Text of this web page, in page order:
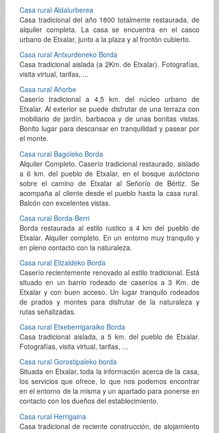
Casa rural Aldalurberea
Casa tradicional del año 1800 totalmente restaurada, de
alquiler completa. La casa se encuentra en el casco
urbano de Etxalar, junto a la plaza y al frontón cubierto.
Casa rural Antxurdeneko Borda
Casa tradicional aislada (a 2Km. de Etxalar). Fotografías,
visita virtual, tarifas, ...
Casa rural Añorbe
Caserío tradicional a 4,5 km. del núcleo urbano de
Etxalar. Al exterior se puede disfrutar de una terraza con
mobiliario de jardín, barbacoa y de unas bonitas vistas.
Bonito lugar para descansar en tranquilidad y pasear por
el monte.
Casa rural Bagoleko Borda
Alquiler Completo. Caserío tradicional restaurado, aislado
a 6 km. del pueblo de Etxalar, en el bosque autóctono
sobre el camino de Etxalar al Señorío de Bértiz. Se
acompaña al cliente desde el pueblo hasta la casa rural.
Balcón con excelentes vistas.
Casa rural Borda-Berri
Borda restaurada al estilo rustico a 4 km del pueblo de
Etxalar. Alquiler completo. En un entorno muy tranquilo y
en pleno contacto con la naturaleza.
Casa rural Elizaldeko Borda
Caserío recientemente renovado al estilo tradicional. Está
situado en un barrio rodeado de caseríos a 3 Km. de
Etxalar y con buen acceso. Un lugar tranquilo rodeados
de prados y montes para disfrutar de la naturaleza y
rutas señalizadas.
Casa rural Etxeberrigaraiko Borda
Casa tradicional aislada, a 5 km. del pueblo de Etxalar.
Fotografías, visita virtual, tarifas, ...
Casa rural Gorostipaleko borda
Situada en Etxalar, toda la información acerca de la casa,
los servicios que ofrece, lo que nos podemos encontrar
en el entorno de la misma y un apartado para ponerse en
contacto con los dueños del establecimiento.
Casa rural Herrigaina
Casa tradicional de reciente construcción, de alojamiento